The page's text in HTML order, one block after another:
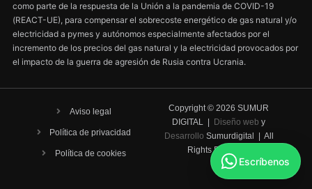
como parte de la respuesta de la Unión a la pandemia de COVID-19
(REACT-UE), para compensar el sobrecoste energético de gas natural y/o
electricidad a pymes y autónomos especialmente afectados por el
incremento de los precios del gas natural y la electricidad provocados por
el impacto de la guerra de agresión de Rusia contra Ucrania.
Copyright ©2026 SUMUR
DIGITAL |
Diseño web y
Desarrollo Sumurdigital | All
Rights Reserved
Aviso legal
Política de privacidad
Política de cookies
Escríbenos